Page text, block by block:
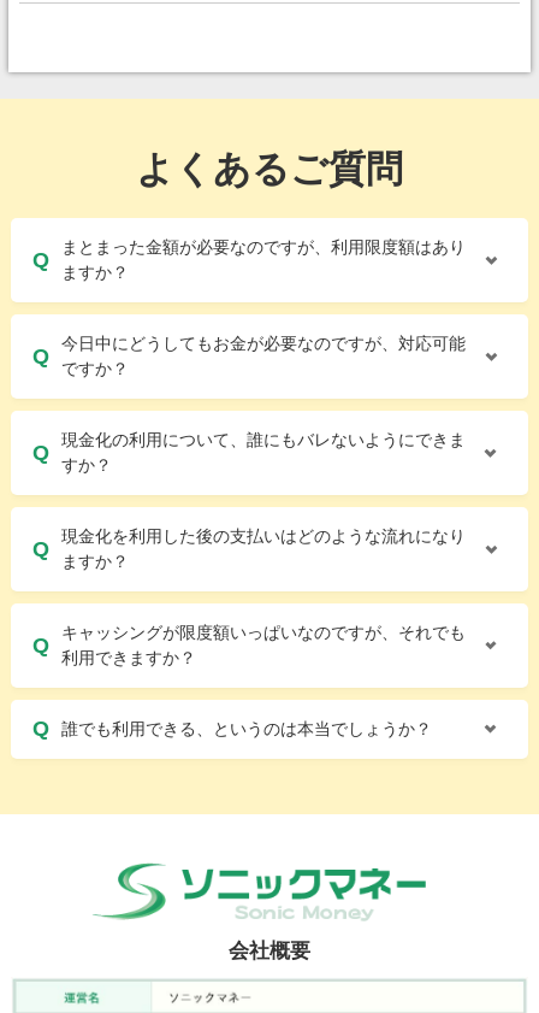
よくあるご質問
まとまった金額が必要なのですが、利用限度額はあり
ますか？
今日中にどうしてもお金が必要なのですが、対応可能
ですか？
現金化の利用について、誰にもバレないようにできま
すか？
現金化を利用した後の支払いはどのような流れになり
ますか？
キャッシングが限度額いっぱいなのですが、それでも
利用できますか？
誰でも利用できる、というのは本当でしょうか？
会社概要